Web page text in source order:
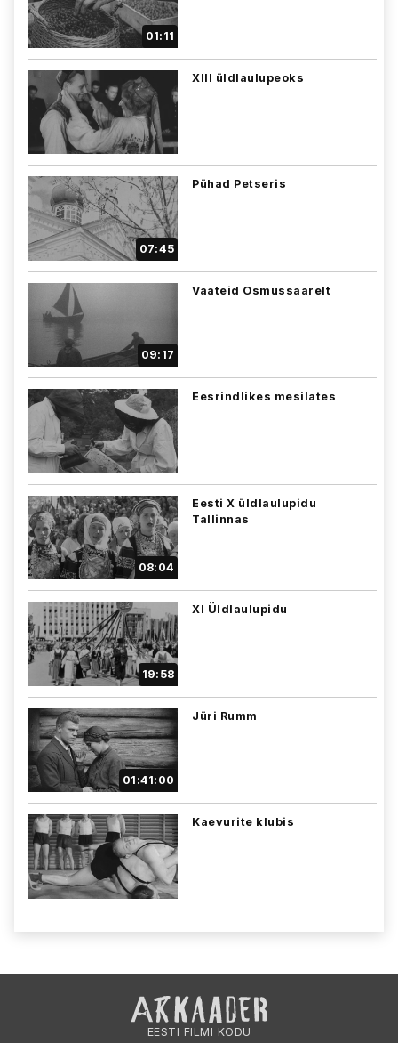
01:11
XIII üldlaulupeoks
07:45
Pühad Petseris
09:17
Vaateid Osmussaarelt
Eesrindlikes mesilates
08:04
Eesti X üldlaulupidu
Tallinnas
19:58
XI Üldlaulupidu
01:41:00
Jüri Rumm
Kaevurite klubis
EESTI FILMI KODU